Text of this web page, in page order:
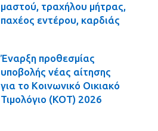
μαστού, τραχήλου μήτρας,
παχέος εντέρου, καρδιάς
Έναρξη προθεσμίας
υποβολής νέας αίτησης
για το Κοινωνικό Οικιακό
Τιμολόγιο (ΚΟΤ) 2026